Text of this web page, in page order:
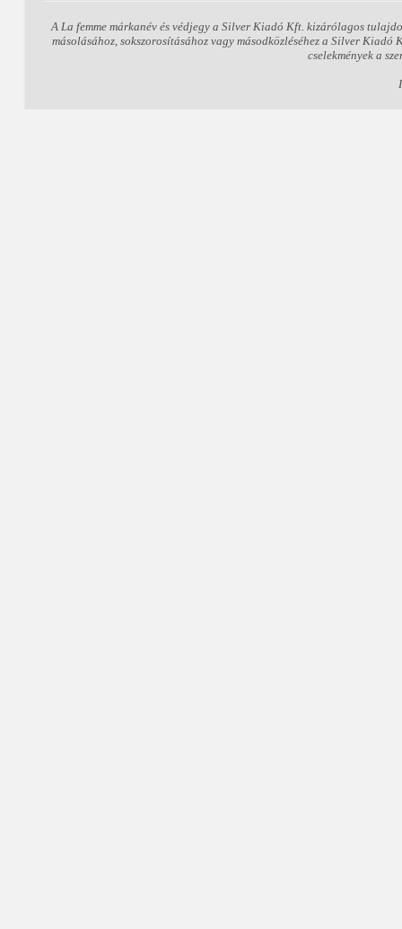
A La femme márkanév és védjegy a Silver Kiadó Kft. kizárólagos
másolásához, sokszorosításához vagy másodközléséhez a Silver
cselekmények a